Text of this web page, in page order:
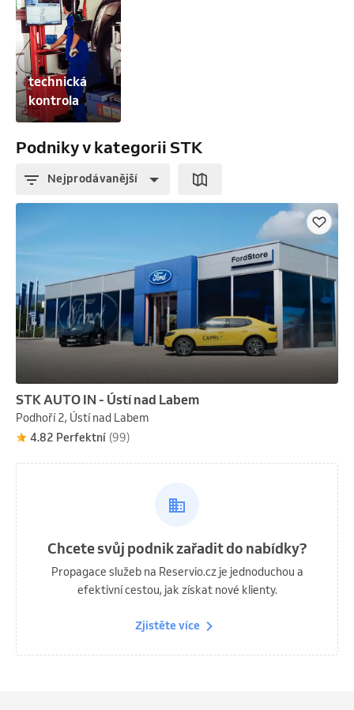
technická
kontrola
Podniky v kategorii STK
Nejprodávanější
STK AUTO IN - Ústí nad Labem
Podhoří 2, Ústí nad Labem
4.82 Perfektní (99)
Chcete svůj podnik zařadit do nabídky?
Propagace služeb na Reservio.cz je jednoduchou a
efektivní cestou, jak získat nové klienty.
Zjistěte více